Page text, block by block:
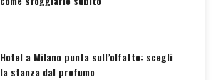
Hotel a Milano punta sull’olfatto: scegli
la stanza dal profumo